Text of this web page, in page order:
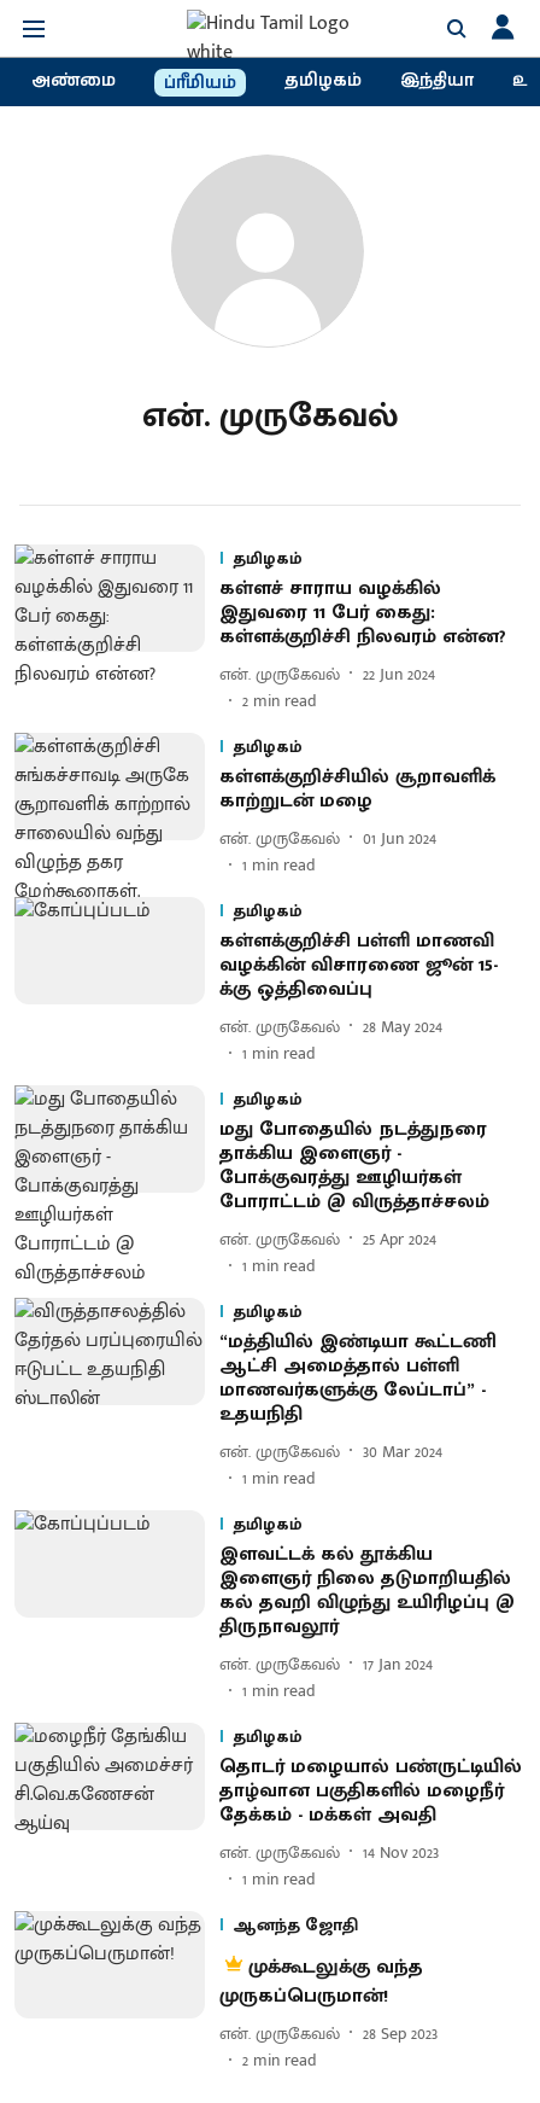
அண்மை ப்ரீமியம் தமிழகம் இந்தியா
என். முருகேவல்
தமிழகம்
கள்ளச் சாராய வழக்கில்
இதுவரை 11 பேர் கைது:
கள்ளக்குறிச்சி நிலவரம் என்ன?
என். முருகேவல்
22 Jun 2024
2 min read
தமிழகம்
கள்ளக்குறிச்சியில் சூறாவளிக்
காற்றுடன் மழை
என். முருகேவல்
01 Jun 2024
1 min read
தமிழகம்
கள்ளக்குறிச்சி பள்ளி மாணவி
வழக்கின் விசாரணை ஜூன் 15-
க்கு ஒத்திவைப்பு
என். முருகேவல்
28 May 2024
1 min read
தமிழகம்
மது போதையில் நடத்துநரை
தாக்கிய இளைஞர் -
போக்குவரத்து ஊழியர்கள்
போராட்டம் @ விருத்தாச்சலம்
என். முருகேவல்
25 Apr 2024
1 min read
தமிழகம்
“மத்தியில் இண்டியா கூட்டணி
ஆட்சி அமைத்தால் பள்ளி
மாணவர்களுக்கு லேப்டாப்” -
உதயநிதி
என். முருகேவல்
30 Mar 2024
1 min read
தமிழகம்
இளவட்டக் கல் தூக்கிய
இளைஞர் நிலை தடுமாறியதில்
கல் தவறி விழுந்து உயிரிழப்பு @
திருநாவலூர்
என். முருகேவல்
17 Jan 2024
1 min read
தமிழகம்
தொடர் மழையால் பண்ருட்டியில்
தாழ்வான பகுதிகளில் மழைநீர்
தேக்கம் - மக்கள் அவதி
என். முருகேவல்
14 Nov 2023
1 min read
ஆனந்த ஜோதி
முக்கூடலுக்கு வந்த
முருகப்பெருமான்!
என். முருகேவல்
28 Sep 2023
2 min read